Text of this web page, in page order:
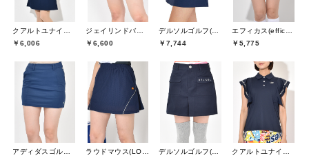
￥6,006
￥6,600
￥7,744
￥5,775